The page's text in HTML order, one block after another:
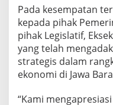
Pada kesempatan
kepada pihak
pihak Legislatif,
yang telah
strategis dalam
ekonomi di Jawa
“Kami